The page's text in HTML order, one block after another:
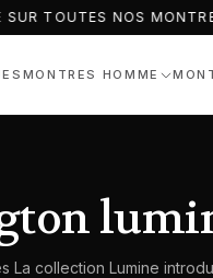
TOUTES NOS
MONTRES HOMME
collection Lumine